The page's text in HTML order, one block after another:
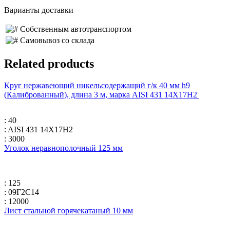
Варианты доставки
Собственным автотранспортом
Самовывоз со склада
Related products
Круг нержавеющий никельсодержащий г/к 40 мм h9
(Калиброванный), длина 3 м, марка AISI 431 14Х17Н2
: 40
: AISI 431 14Х17Н2
: 3000
Уголок неравнополочный 125 мм
: 125
: 09Г2С14
: 12000
Лист стальной горячекатаный 10 мм